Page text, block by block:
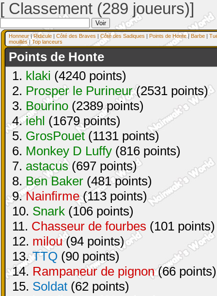
[ Classement (289 joueurs)]
Honneur|Ridicule | Côté des Braves | Côté des Sadiques | Points de Honte| Barbe |
mouillés| Top lanceurs
Points de Honte
1. klaki (4240 points)
2. Prosper le Purineur(2531 points)
3. Bourino (2389 points)
4.iehl (1679 points)
5. GrosPouet (1131 points)
6. Monkey D Luffy (816 points)
7. astacus(697 points)
8. Ben Baker (481 points)
9.Nainfirme(113 points)
10. Snark (106 points)
11. Chasseur de fourbes (101 points)
12. milou(94 points)
13.TTQ (90 points)
14. Rampaneur de pignon(66 points)
15. Soldat (62 points)